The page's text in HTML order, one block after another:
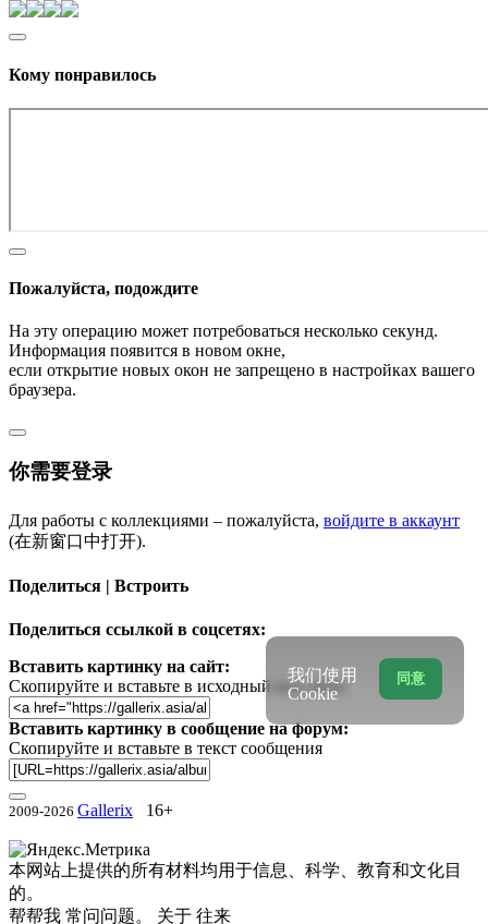
Кому понравилось
Пожалуйста, подождите
На эту операцию может потребоваться несколько секунд.
Информация появится в новом окне,
если открытие новых окон не запрещено в настройках вашего
браузера.
你需要登录
Для работы с коллекциями – пожалуйста, войдите в аккаунт
(在新窗口中打开).
Поделиться | Встроить
Поделиться ссылкой в соцсетях:
Вставить картинку на сайт:
Скопируйте и вставьте в исходный код сайта
Вставить картинку в сообщение на форум:
Скопируйте и вставьте в текст сообщения
2009-2026 Gallerix 16+
本网站上提供的所有材料均用于信息、科学、教育和文化目
的。
帮帮我 常问问题。 关于 往来
同意
我们使用
Cookie